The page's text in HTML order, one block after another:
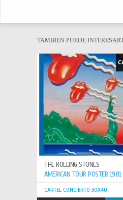
TAMBIEN PUEDE
THE ROLLING STONES
CARTEL CONCIERTO 30X40